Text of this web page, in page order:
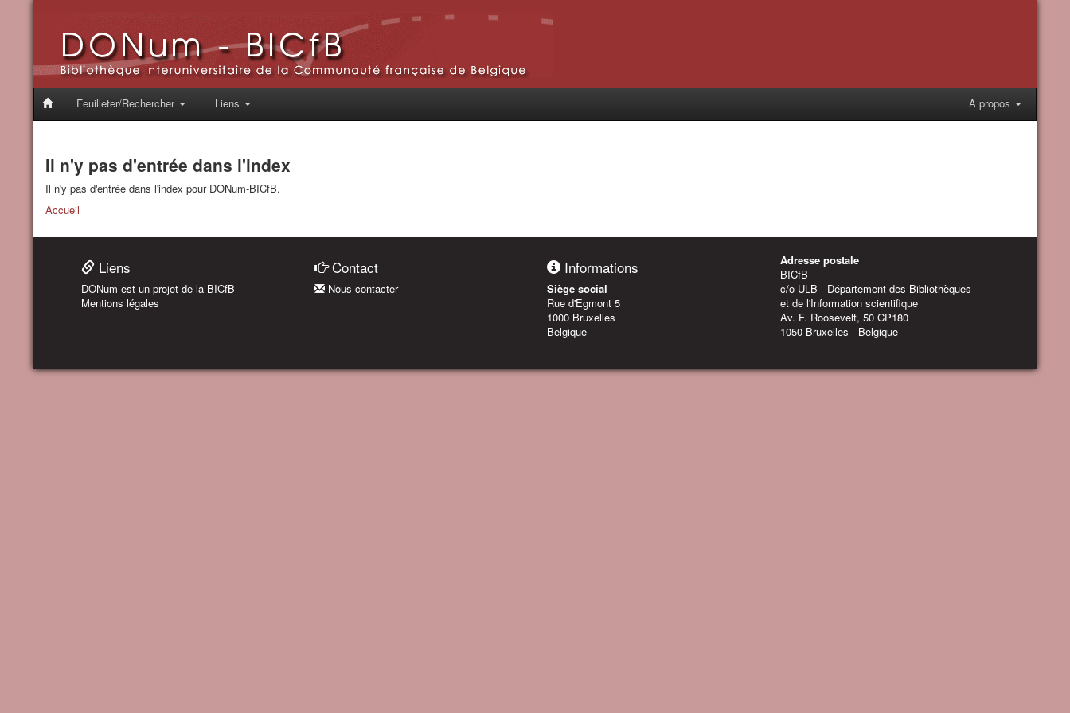
Feuilleter/Rechercher Liens A propos
Il n'y pas d'entrée dans l'index
Il n'y pas d'entrée dans l'index pour DONum-BICfB.
Accueil
Liens
DONum est un projet de la BICfB
Mentions légales
Contact
Nous contacter
Informations
Siège social
Rue d'Egmont 5
1000 Bruxelles
Belgique
Adresse postale
BICfB
c/o ULB - Département des Bibliothèques
et de l'Information scientifique
Av. F. Roosevelt, 50 CP180
1050 Bruxelles - Belgique